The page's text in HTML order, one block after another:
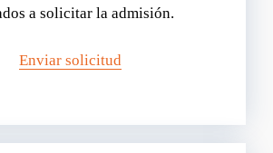
a solicitar la admisión.
Enviar solicitud